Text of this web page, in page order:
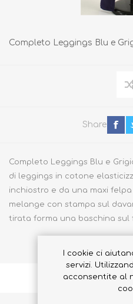
Completo Leggings Blu e
Share
Completo Leggings Blu e
di leggings in cotone
inchiostro e da una maxi
melange con stampa sul
tirata forma una baschina sul
I cookie ci
servizi.
acconsentite al